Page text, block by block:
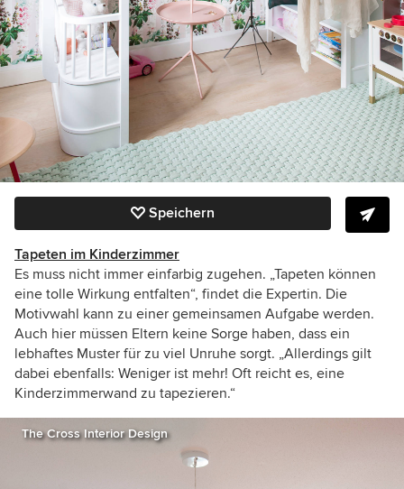
Speichern
Tapeten im Kinderzimmer
Es muss nicht immer einfarbig zugehen. „Tapeten können
eine tolle Wirkung entfalten“, findet die Expertin. Die
Motivwahl kann zu einer gemeinsamen Aufgabe werden.
Auch hier müssen Eltern keine Sorge haben, dass ein
lebhaftes Muster für zu viel Unruhe sorgt. „Allerdings gilt
dabei ebenfalls: Weniger ist mehr! Oft reicht es, eine
Kinderzimmerwand zu tapezieren.“
The Cross Interior Design